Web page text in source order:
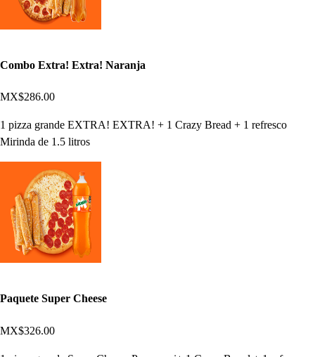
Combo Extra! Extra! Naranja
MX$286.00
1 pizza grande EXTRA! EXTRA! + 1 Crazy Bread + 1 refresco
Mirinda de 1.5 litros
Paquete Super Cheese
MX$326.00